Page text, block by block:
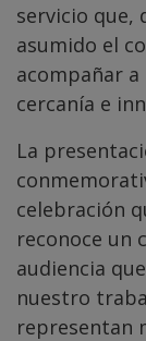
servicio que,
asumido el
acompañar
cercanía e
La
celebración
reconoce un
audiencia
nuestro
representan